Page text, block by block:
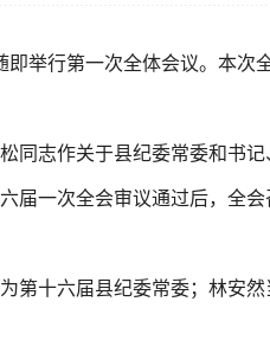
举行第一次全体会议。本次
同志作关于县纪委常委和书
届一次全会审议通过后，全
第十六届县纪委常委；林安